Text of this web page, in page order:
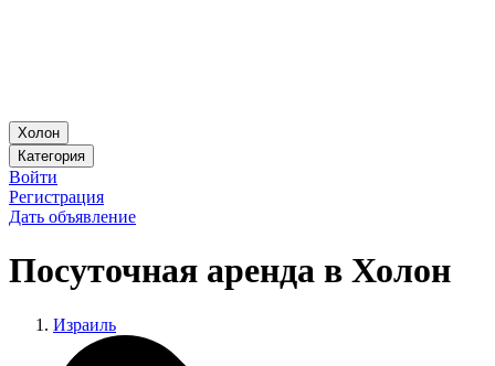
Холон
Категория
Войти
Регистрация
Дать объявление
Посуточная аренда в Холон
Израиль